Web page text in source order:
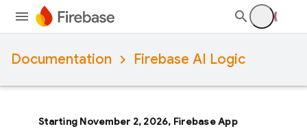
Documentation Firebase AI Logic
Starting November 2, 2026, Firebase App